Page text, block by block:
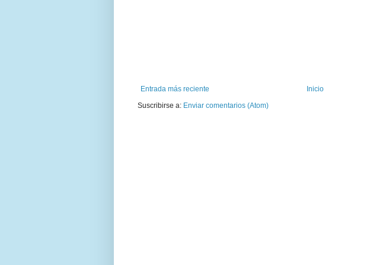
Entrada más reciente
Inicio
Suscribirse a: Enviar comentarios (Atom)